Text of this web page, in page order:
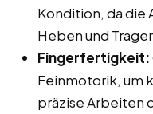
Kondition, da die
Heben und
Fingerfertigkeit:
Feinmotorik, um
präzise Arbeiten